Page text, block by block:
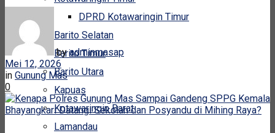
DPRD Kotawaringin Timur
Barito Selatan
Barito Timur
Barito Utara
Kapuas
Kotawaringin Barat
Lamandau
by adminmasap
Mei 12, 2026
in Gunung Mas
0